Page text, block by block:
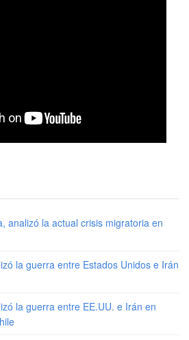
analizó la actual crisis migratoria en
la guerra entre Estados Unidos e Irán
la guerra entre EE.UU. e Irán en